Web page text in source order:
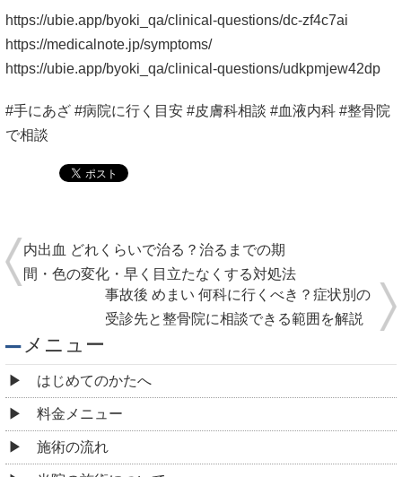
はじめてのかたへ
料金メニュー
施術の流れ
当院の施術について
お客様の声
院情報・アクセス
スタッフ紹介
よくある質問
ご予約・お問合せ
求人情報
ブログ